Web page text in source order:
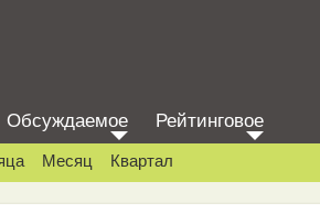
Обсуждаемое Рейтинговое
Месяц Квартал